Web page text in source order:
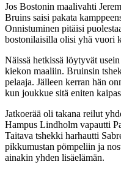
Jos Bostonin maalivahti
Bruins saisi pakata
Onnistuminen pitäisi
bostonilaisilla olisi yhä vuori
Näissä hetkissä löytyvät
kiekon maaliin. Bruinsin
pelaaja. Jälleen kerran hän
kun joukkue sitä eniten
Jatkoerää oli takana reilut
Hampus Lindholm vapautti
Taitava tshekki harhautti
pikkumustan pömpeliin ja
ainakin yhden lisäelämän.